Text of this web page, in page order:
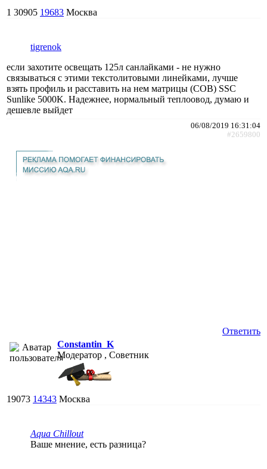
1 30905 19683 Москва
tigrenok
если захотите освещать 125л санлайками - не нужно
связываться с этими текстолитовыми линейками, лучше
взять профиль и расставить на нем матрицы (COB) SSC
Sunlike 5000K. Надежнее, нормальный теплоовод, думаю и
дешевле выйдет
06/08/2019 16:31:04
#2659800
Ответить
Constantin_K
Модератор , Советник
19073 14343 Москва
Aqua Chillout
Ваше мнение, есть разница?